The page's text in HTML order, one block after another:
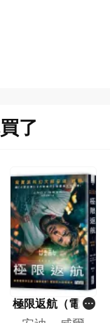
了
極限返航（電影
書衣典藏版）